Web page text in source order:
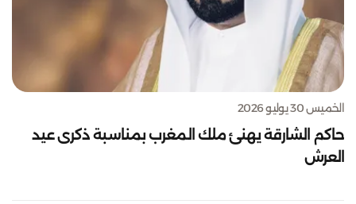
الخميس 30 يوليو 2026
حاكم الشارقة يهنئ ملك المغرب بمناسبة ذكرى عيد
العرش